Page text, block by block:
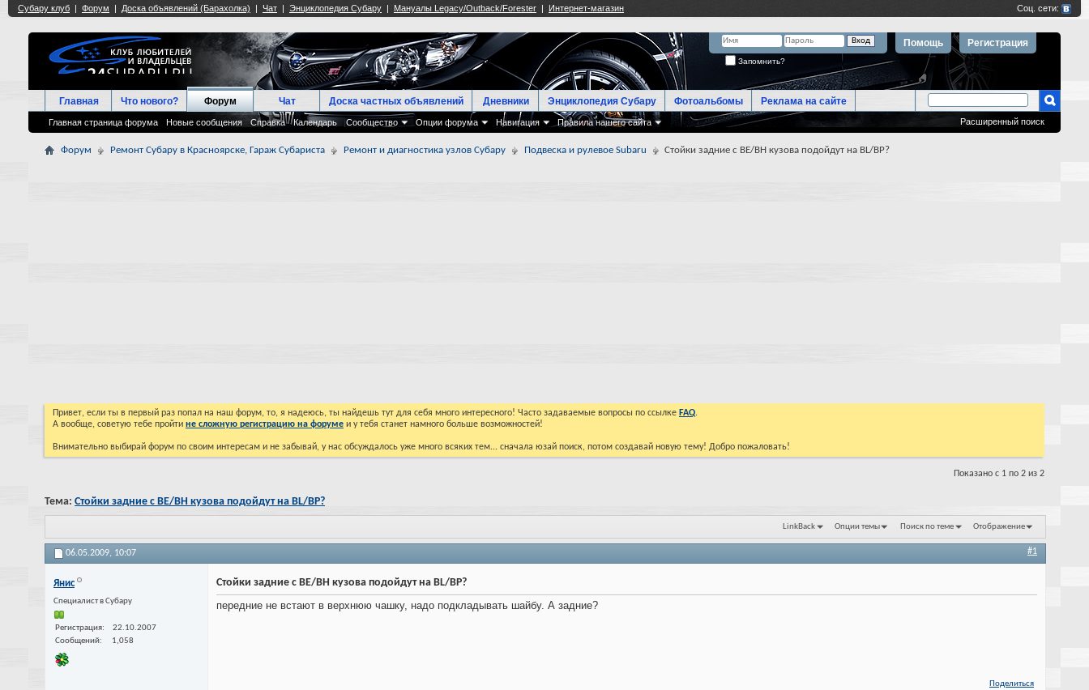
Регистрация
Помощь
Запомнить?
Главная Что нового? Форум
Главная страница форума Новые сообщения Справка Календарь Сообщество Опции форума Навигация Правила нашего сайта
Чат Доска частных объявлений Дневники Энциклопедия Субару Фотоальбомы Реклама на сайте
Расширенный поиск
Форум Ремонт Субару в Красноярске, Гараж Субариста Ремонт и диагностика узлов Субару Подвеска и рулевое Subaru Стойки задние с ВЕ/ВН кузова подойдут на BL/BP?
Привет, если ты в первый раз попал на наш форум, то, я надеюсь, ты найдешь тут для себя много интересного! Часто задаваемые вопросы по ссылке FAQ.
А вообще, советую тебе пройти не сложную регистрацию на форуме и у тебя станет намного больше возможностей!
Внимательно выбирай форум по своим интересам и не забывай, у нас обсуждалось уже много всяких тем... сначала юзай поиск, потом создавай новую тему! Добро пожаловать!
Показано с 1 по 2 из 2
Тема: Стойки задние с ВЕ/ВН кузова подойдут на BL/BP?
LinkBack Опции темы Поиск по теме Отображение
06.05.2009, 10:07 #1
Янис
Специалист в Субару
Регистрация
22.10.2007
Сообщений
1,058
Стойки задние с ВЕ/ВН кузова подойдут на BL/BP?
передние не встают в верхнюю чашку, надо подкладывать шайбу. А задние?
Поделиться